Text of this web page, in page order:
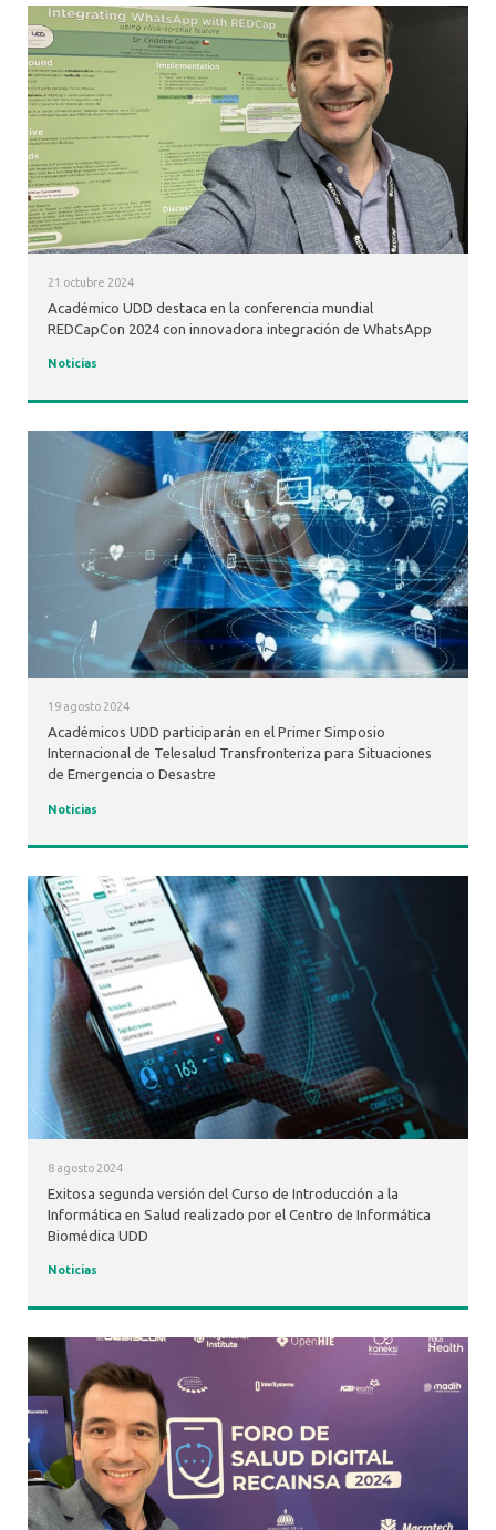
21 octubre 2024
Académico UDD destaca en la conferencia mundial
REDCapCon 2024 con innovadora integración de WhatsApp
Noticias
19 agosto 2024
Académicos UDD participarán en el Primer Simposio
Internacional de Telesalud Transfronteriza para Situaciones
de Emergencia o Desastre
Noticias
8 agosto 2024
Exitosa segunda versión del Curso de Introducción a la
Informática en Salud realizado por el Centro de Informática
Biomédica UDD
Noticias